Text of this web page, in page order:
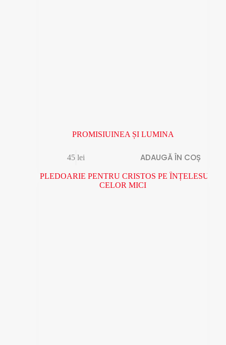
PROMISIUINEA ȘI LUMINA
45 lei ADAUGĂ ÎN COȘ